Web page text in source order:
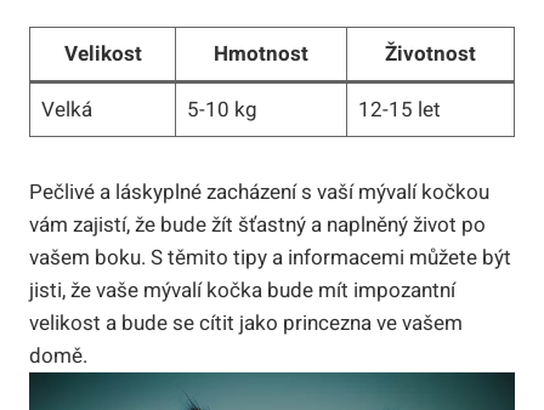
Velikost Hmotnost
Životnost
Velká
5-10 kg 12-15 let
Pečlivé a láskyplné zacházení s vaší mývalí kočkou
vám zajistí, že bude žít šťastný a naplněný život po
vašem boku. S těmito tipy a informacemi můžete být
jisti, že vaše mývalí kočka bude mít impozantní
velikost a bude se cítit jako princezna ve vašem
domě.